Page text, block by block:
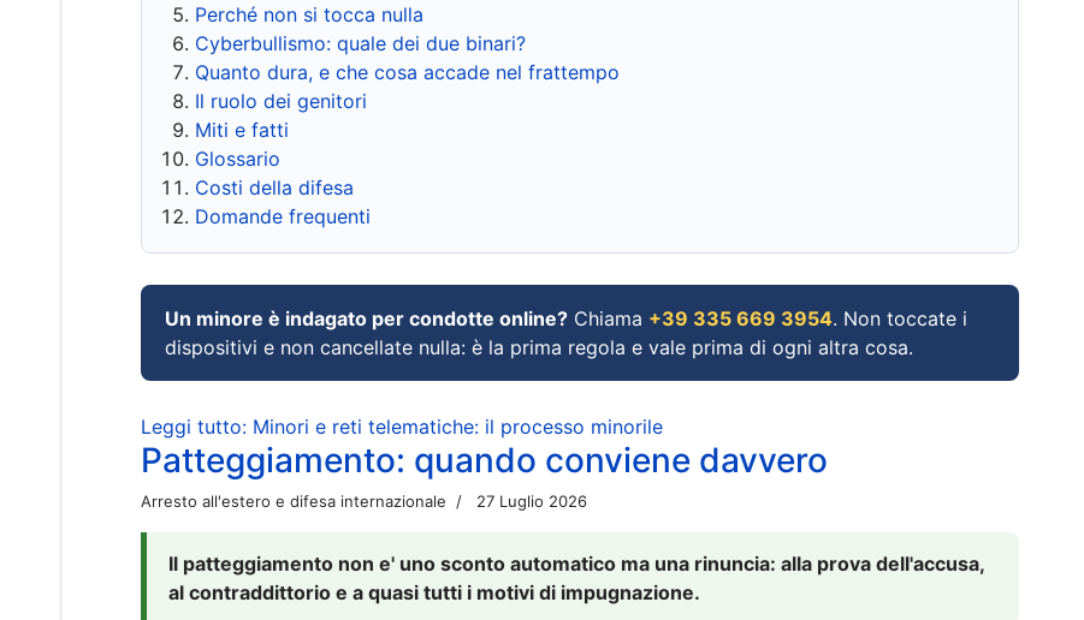
Perché non si tocca nulla
Cyberbullismo: quale dei due binari?
Quanto dura, e che cosa accade nel frattempo
Il ruolo dei genitori
Miti e fatti
Glossario
Costi della difesa
Domande frequenti
Un minore è indagato per condotte online? Chiama +39 335 669 3954. Non toccate i
dispositivi e non cancellate nulla: è la prima regola e vale prima di ogni altra cosa.
Leggi tutto: Minori e reti telematiche: il processo minorile
Patteggiamento: quando conviene davvero
Arresto all'estero e difesa internazionale 27 Luglio 2026
Il patteggiamento non e' uno sconto automatico ma una rinuncia: alla prova dell'accusa,
al contraddittorio e a quasi tutti i motivi di impugnazione.